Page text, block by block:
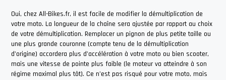
Oui, chez All-Bikes.fr, il est facile de modifier la démultiplication de
votre moto. La longueur de la chaîne sera ajustée par rapport au choix
de votre démultiplication. Remplacer un pignon de plus petite taille ou
une plus grande couronne (compte tenu de la démultiplication
d’origine) accordera plus d’accélération à votre moto ou bien scooter,
mais une vitesse de pointe plus faible (le moteur va atteindre à son
régime maximal plus tôt). Ce n’est pas risqué pour votre moto, mais